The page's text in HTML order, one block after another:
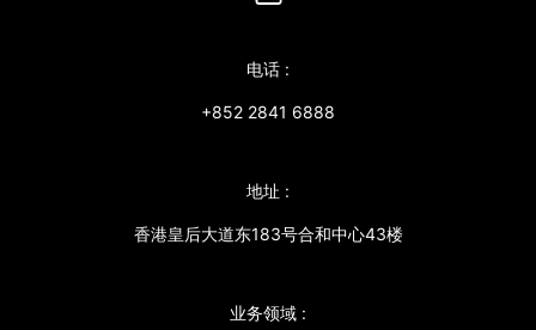
电话 :
+852 2841 6888
地址 :
香港皇后大道东183号合和中心43楼
业务领域 :